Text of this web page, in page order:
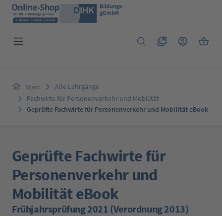
Zum Hauptinhalt springen
Du hast 0 Produkte
Start
Alle Lehrgänge
Fachwirte für Personenverkehr und Mobilität
Geprüfte Fachwirte für Personenverkehr und Mobilität eBook
Geprüfte Fachwirte für
Personenverkehr und
Mobilität eBook
Frühjahrsprüfung 2021 (Verordnung 2013)